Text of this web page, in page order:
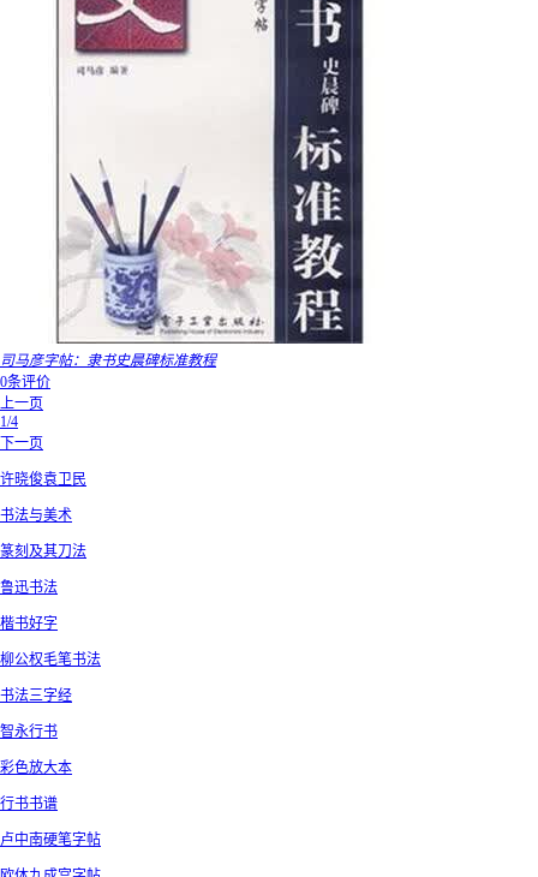
司马彦字帖：隶书史晨碑标准教程
0条评价
上一页
1/4
下一页
许晓俊袁卫民
书法与美术
篆刻及其刀法
鲁迅书法
楷书好字
柳公权毛笔书法
书法三字经
智永行书
彩色放大本
行书书谱
卢中南硬笔字帖